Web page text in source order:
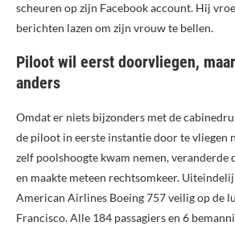
scheuren op zijn Facebook account. Hij
berichten lazen om zijn vrouw te bellen.
Piloot wil eerst doorvliegen,
anders
Omdat er niets bijzonders met de
de piloot in eerste instantie door te vliegen
zelf poolshoogte kwam nemen, veranderde
en maakte meteen rechtsomkeer.
American Airlines Boeing 757 veilig op de
Francisco. Alle 184 passagiers en 6